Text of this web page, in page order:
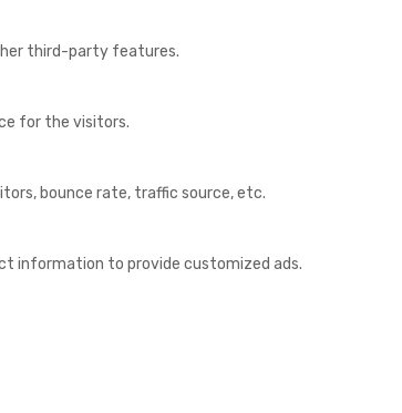
third-party features.
for the visitors.
bounce rate, traffic source, etc.
information to provide customized ads.